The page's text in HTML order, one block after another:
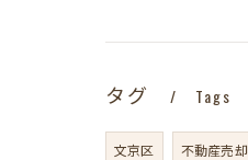
タグ Tags
文京区 不動産売却